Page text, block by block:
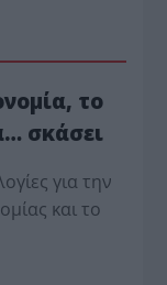
το
σκάσει
για την
και το